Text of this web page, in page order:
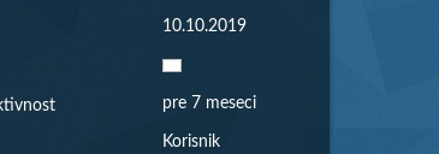
10.10.2019
pre 7 meseci
Korisnik